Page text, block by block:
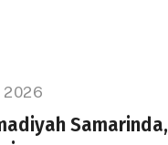
2026
Samarinda,